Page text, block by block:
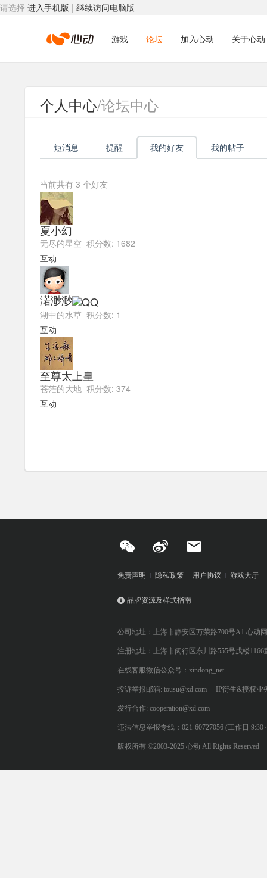
请选择 进入手机版 | 继续访问电脑版
心
动
络
游戏 论坛 加入心动 关于心动
个人中心/论坛中心
短消息 提醒 我的好友 我的帖子
当前共有 3 个好友
夏小幻
无尽的星空 积分数: 1682
互动
渃渺渺
湖中的水草 积分数: 1
互动
至尊太上皇
苍茫的大地 积分数: 374
互动
免责声明 隐私政策 用户协议 游戏大厅
品牌资源及样式指南
公司地址：上海市静安区万荣路700号A1 心动
注册地址：上海市闵行区东川路555号戊楼1166
在线客服微信公众号：xindong_net
投诉举报邮箱: tousu@xd.com IP衍生&授权业
发行合作: cooperation@xd.com
违法信息举报专线：021-60727056 (工作日 9:30
版权所有 ©2003-2025 心动 All Rights Reserved